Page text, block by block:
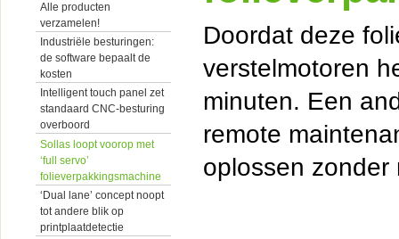
Alle producten
verzamelen!
Industriële besturingen:
de software bepaalt de
kosten
Intelligent touch panel zet
standaard CNC-besturing
overboord
Sollas loopt voorop met
‘full servo’
folieverpakkingsmachine
‘Dual lane’ concept noopt
tot andere blik op
printplaatdetectie
Doordat deze
verstelmotoren
minuten. Een
remote
oplossen